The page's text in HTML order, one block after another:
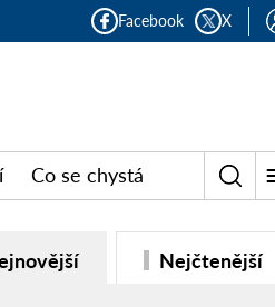
Facebook X
Co se chystá
Nejčtenější